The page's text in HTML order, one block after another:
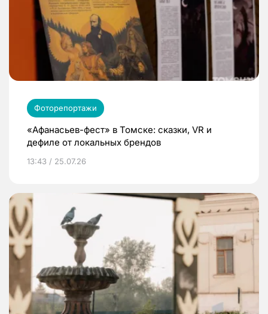
Фоторепортажи
«Афанасьев-фест» в Томске: сказки, VR и
дефиле от локальных брендов
13:43 / 25.07.26